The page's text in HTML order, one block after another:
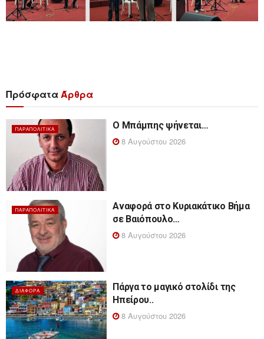
ΠρόσφαταΆρθρα
ΠΑΡΑΠΟΛΙΤΙΚΆ
Ο Μπάμπης ψήνεται…
8 Αυγούστου 2026
ΠΑΡΑΠΟΛΙΤΙΚΆ
Αναφορά στο Κυριακάτικο Βήμα
σε Βαιόπουλο…
8 Αυγούστου 2026
ΔΙΆΦΟΡΑ
Πάργα το μαγικό στολίδι της
Ηπείρου..
8 Αυγούστου 2026